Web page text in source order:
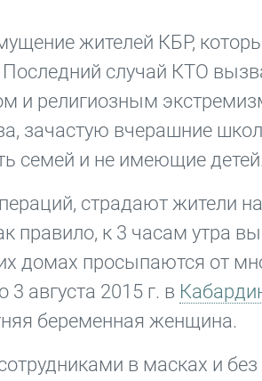
жителей КБР,
случай КТО
и религиозным
зачастую вчерашние
семей и не имеющие детей.
страдают жители
правило, к 3 часам утра
домах просыпаются от
августа 2015 г. в
беременная женщина.
в масках и без